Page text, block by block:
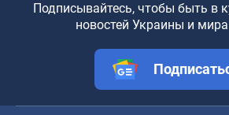
Подписывайтесь, чтобы быть в
новостей Украины и мира